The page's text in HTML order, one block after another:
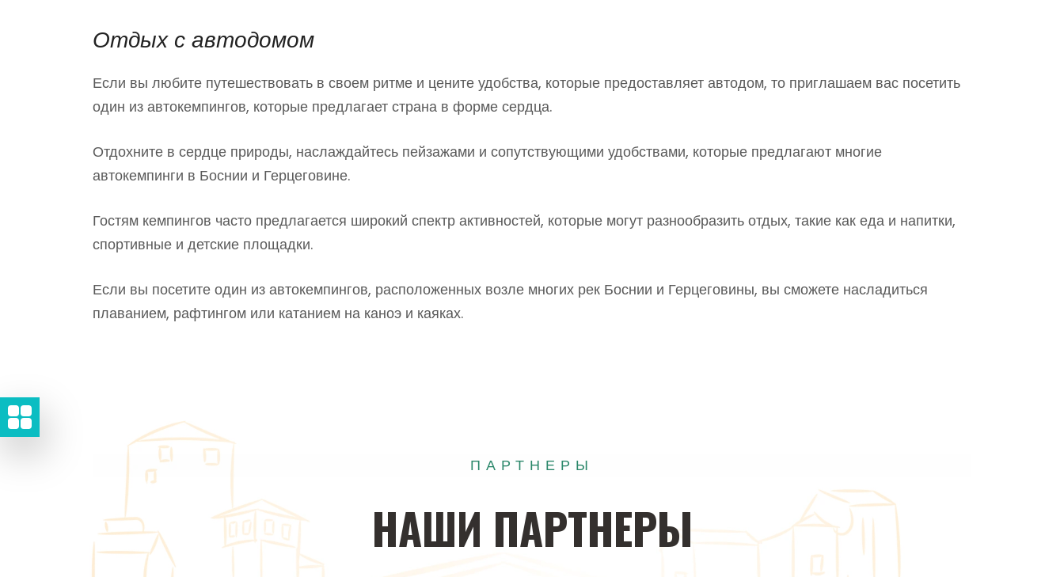
Отдых с автодомом
Если вы любите путешествовать в своем ритме и цените удобства, которые предоставляет автодом, то приглашаем вас посетить
один из автокемпингов, которые предлагает страна в форме сердца.
Отдохните в сердце природы, наслаждайтесь пейзажами и сопутствующими удобствами, которые предлагают многие
автокемпинги в Боснии и Герцеговине.
Гостям кемпингов часто предлагается широкий спектр активностей, которые могут разнообразить отдых, такие как еда и напитки,
спортивные и детские площадки.
Если вы посетите один из автокемпингов, расположенных возле многих рек Боснии и Герцеговины, вы сможете насладиться
плаванием, рафтингом или катанием на каноэ и каяках.
ПАРТНЕРЫ
НАШИ ПАРТНЕРЫ